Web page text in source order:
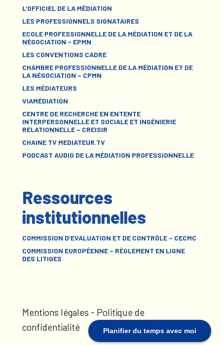
Planifier du temps avec moi
L’OFFICIEL DE LA MÉDIATION
LES PROFESSIONNELS SIGNATAIRES
ECOLE PROFESSIONNELLE DE LA MÉDIATION ET DE LA
NÉGOCIATION – EPMN
LES CONVENTIONS CADRE
CHAMBRE PROFESSIONNELLE DE LA MÉDIATION ET DE
LA NÉGOCIATION – CPMN
LES MÉDIATEURS
VIAMÉDIATION
CENTRE DE RECHERCHE EN ENTENTE
INTERPERSONNELLE ET SOCIALE ET INGÉNIERIE
RELATIONNELLE – CREISIR
CHAINE TV MEDIATEUR.TV
PODCAST AUDIO DE LA MÉDIATION PROFESSIONNELLE
Ressources
institutionnelles
COMMISSION D’EVALUATION ET DE CONTRÔLE – CECMC
COMMISSION EUROPÉENNE – RÈGLEMENT EN LIGNE
DES LITIGES
Mentions légales - Politique de
confidentialité